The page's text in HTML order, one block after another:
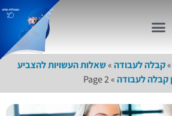
קבלה לעבודה»שאלות העשויות להצביע
קבלה לעבודה»